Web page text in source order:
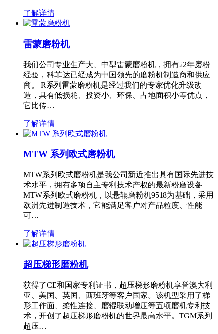
了解详情
雷蒙磨粉机
我们公司专业生产大、中型雷蒙磨粉机，拥有22年磨粉
经验，科菲达已经成为中国领先的磨粉机制造商和供应
商。 R系列雷蒙磨粉机是经过我们的专家优化升级改
造，具有低损耗、投资小、环保、占地面积小等优点，
它比传…
了解详情
MTW 系列欧式磨粉机
MTW系列欧式磨粉机是我公司新近推出具有国际先进技
术水平，拥有多项自主专利技术产权的最新粉磨设备—
MTW系列欧式磨粉机，以悬辊磨粉机9518为基础，采用
欧洲先进制造技术，它能满足客户对产品粒度、性能
可…
了解详情
超压梯形磨粉机
获得了CE和国家专利证书，超压梯形磨粉机享誉澳大利
亚、美国、英国、西班牙等客户国家。该机型采用了梯
形工作面、柔性连接、磨辊联动增压等五项磨机专利技
术，开创了超压梯形磨粉机的世界最高水平。TGM系列
超压…